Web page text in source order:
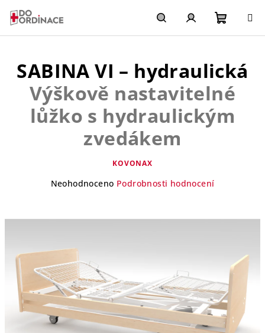
obsah
HledatPřihlášení
košík
SABINA VI – hydraulická
Výškově nastavitelné
lůžko s hydraulickým
zvedákem
KOVONAX
Průměrné
je
5
hvězdiček.
Neohodnoceno Podrobnosti hodnocení